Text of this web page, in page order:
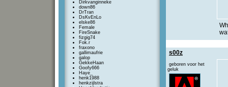
Dirkvanginneke
down86
DrTran
DsKvEnLo
elske86
Female
FireSnake
fizgig74
Fok.r
fraxono
gallimaufrie
galop
GekkeHaan
Goofy666
Haye_
henk1988
henkzijlstra
s00z
geboren voor het
geluk